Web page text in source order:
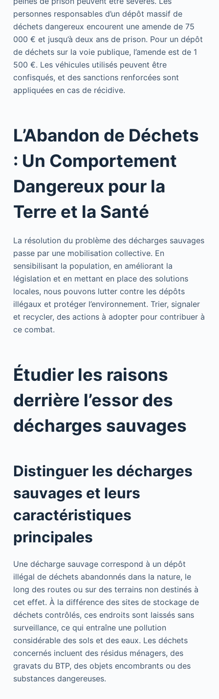
personnes responsables d’un dépôt massif de
déchets dangereux encourent une amende de 75
000 € et jusqu’à deux ans de prison. Pour un dépôt
de déchets sur la voie publique, l’amende est de 1
500 €. Les véhicules utilisés peuvent être
confisqués, et des sanctions renforcées sont
appliquées en cas de récidive.
L’Abandon de Déchets
: Un Comportement
Dangereux pour la
Terre et la Santé
La résolution du problème des décharges sauvages
passe par une mobilisation collective. En
sensibilisant la population, en améliorant la
législation et en mettant en place des solutions
locales, nous pouvons lutter contre les dépôts
illégaux et protéger l’environnement. Trier, signaler
et recycler, des actions à adopter pour contribuer à
ce combat.
Étudier les raisons
derrière l’essor des
décharges sauvages
Distinguer les décharges
sauvages et leurs
caractéristiques
principales
Une décharge sauvage correspond à un dépôt
illégal de déchets abandonnés dans la nature, le
long des routes ou sur des terrains non destinés à
cet effet. À la différence des sites de stockage de
déchets contrôlés, ces endroits sont laissés sans
surveillance, ce qui entraîne une pollution
considérable des sols et des eaux. Les déchets
concernés incluent des résidus ménagers, des
gravats du BTP, des objets encombrants ou des
substances dangereuses.